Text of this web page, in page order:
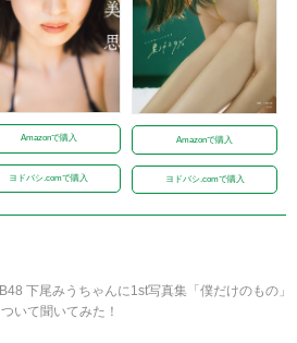
Amazonで購入
ヨドバシ.comで購入
Amazonで購入
ヨドバシ.comで購入
下尾みうちゃんに1st写真集「僕だけのもの」
いて聞いてみた！